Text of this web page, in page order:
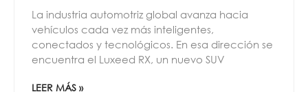
La industria automotriz global avanza hacia
vehículos cada vez más inteligentes,
conectados y tecnológicos. En esa dirección se
encuentra el Luxeed RX, un nuevo SUV
LEER MÁS »